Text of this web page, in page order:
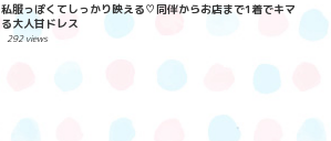
私服っぽくてしっかり映える♡同伴からお店まで1着でキマ
る大人甘ドレス
292 views